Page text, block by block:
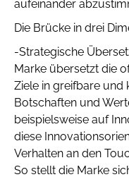
aufeinander
Die Brücke in drei
-Strategische
Marke übersetzt die
Ziele in greifbare und
Botschaften und
beispielsweise auf
diese
Verhalten an den
So stellt die Marke